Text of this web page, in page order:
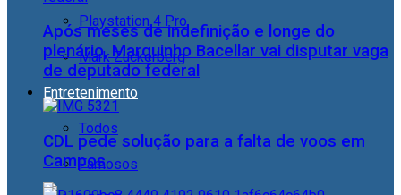
Playstation 4 Pro
Mark Zuckerberg
Entretenimento
Todos
Famosos
Após meses de indefinição e longe do
plenário, Marquinho Bacellar vai disputar vaga
de deputado federal
CDL pede solução para a falta de voos em
Campos